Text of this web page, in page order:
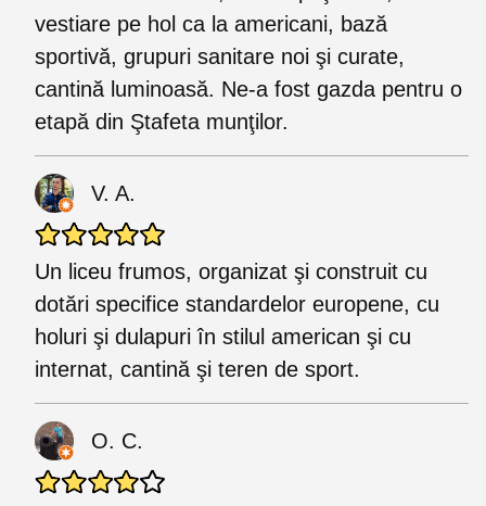
vestiare pe hol ca la americani, bază
sportivă, grupuri sanitare noi şi curate,
cantină luminoasă. Ne-a fost gazda pentru o
etapă din Ştafeta munţilor.
V. A.
Un liceu frumos, organizat şi construit cu
dotări specifice standardelor europene, cu
holuri şi dulapuri în stilul american şi cu
internat, cantină şi teren de sport.
O. C.